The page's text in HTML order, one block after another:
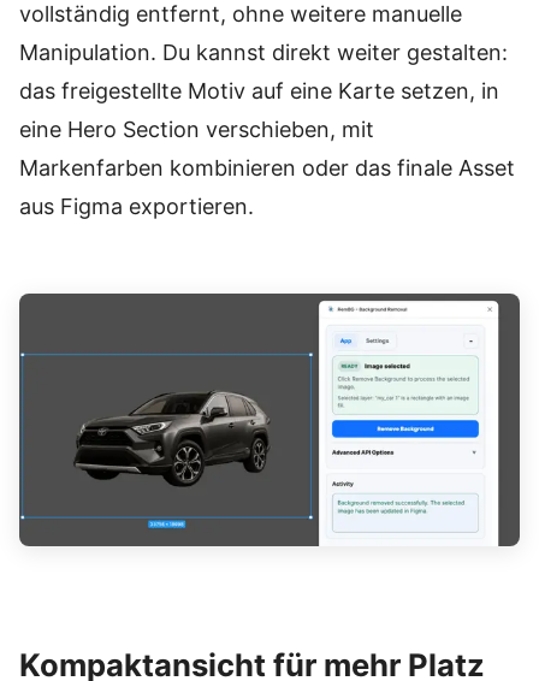
vollständig entfernt, ohne weitere manuelle
Manipulation. Du kannst direkt weiter gestalten:
das freigestellte Motiv auf eine Karte setzen, in
eine Hero Section verschieben, mit
Markenfarben kombinieren oder das finale Asset
aus Figma exportieren.
Kompaktansicht für mehr Platz